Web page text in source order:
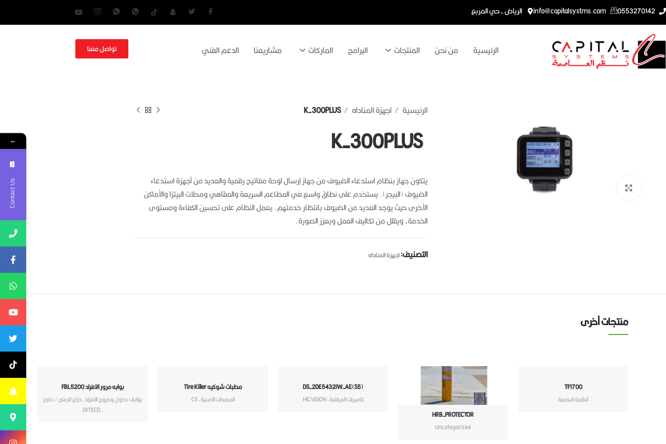
0553270142
info@capitalsystms.com الرياض - حي المربع
الرئيسية من نحن المنتجات البرامج الماركات مشاريعنا الدعم الفني تواصل معنا
الرئيسية اجهزة المناداه K-300PLUS
K-300PLUS
يتكون جهاز بنظام استدعاء الضيوف من جهاز إرسال لوحة مفاتيح رقمية والعديد من أجهزة استدعاء
الضيوف (البيجر). يستخدم على نطاق واسع في المطاعم السريعة والمقاهي ومحلات البيتزا والأماكن
الأخرى حيث يوجد العديد من الضيوف بانتظار خدمتهم. يعمل النظام على تحسين الكفاءة ومستوى
الخدمة، ويقلل من تكاليف العمل ويعزز الصورة.
التصنيف:اجهزة المناداه
منتجات أخرى
TF1700
أنظمة البصمة
HRB-PROTECTOR
Uncategorized
DS-2DE5432IW-AE(S5)
كاميرات المراقبة,
HICVISION
مطبات شوكيه Tire Killer
المصدات الامنية,
CS
بوابه مرور الافراد FBL5200
بوابات دخول وخروج الافراد,ذراع الجناح / حاجز
,
ZKTECO
←
Contact Us